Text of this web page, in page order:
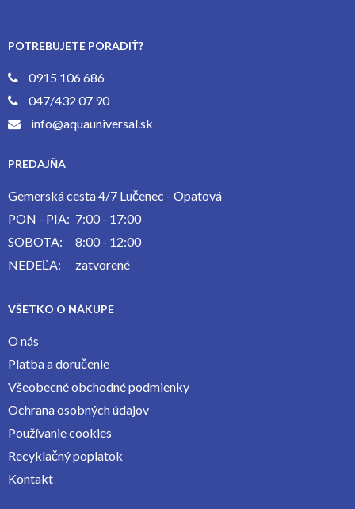
POTREBUJETE PORADIŤ?
0915 106 686
047/432 07 90
info@aquauniversal.sk
PREDAJŇA
Gemerská cesta 4/7 Lučenec - Opatová
PON - PIA: 7:00 - 17:00
SOBOTA:
8:00 - 12:00
NEDEĽA:
zatvorené
VŠETKO O NÁKUPE
O nás
Platba a doručenie
Všeobecné obchodné podmienky
Ochrana osobných údajov
Používanie cookies
Recyklačný poplatok
Kontakt